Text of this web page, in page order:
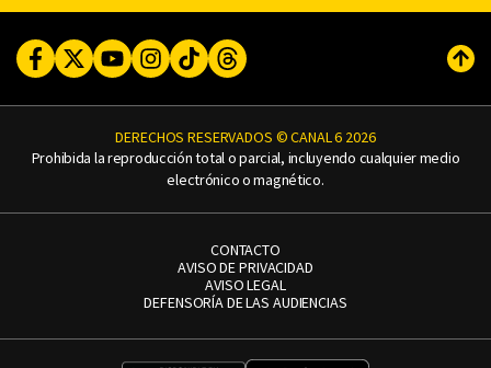
FacebookTwitterYoutubeInstagram
TikTokThreads
DERECHOS RESERVADOS © CANAL 6 2026
Prohibida la reproducción total o parcial, incluyendo cualquier medio
electrónico o magnético.
CONTACTO
AVISO DE PRIVACIDAD
AVISO LEGAL
DEFENSORÍA DE LAS AUDIENCIAS